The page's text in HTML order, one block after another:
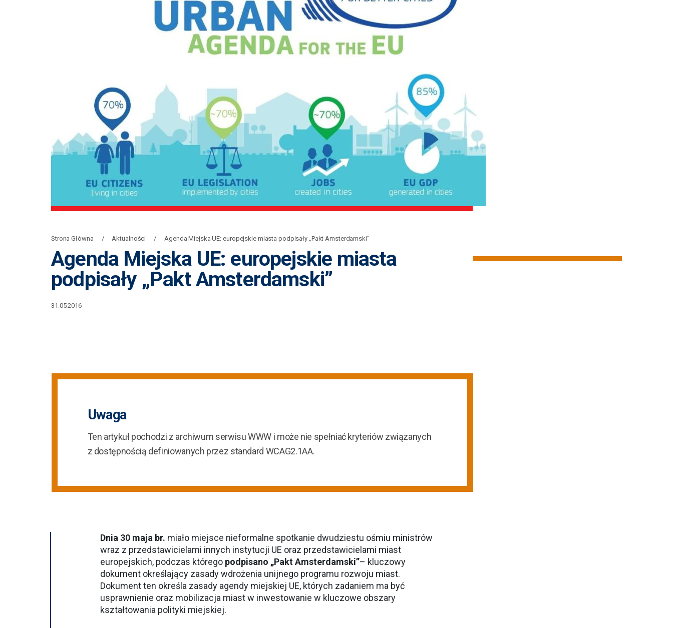
Strona Główna Aktualności Agenda Miejska UE: europejskie miasta podpisały „Pakt Amsterdamski”
Agenda Miejska UE: europejskie miasta
podpisały „Pakt Amsterdamski”
31.05.2016
Uwaga
Ten artykuł pochodzi z archiwum serwisu WWW i może nie spełniać kryteriów związanych
z dostępnością definiowanych przez standard WCAG2.1AA.
Dnia 30 maja br. miało miejsce nieformalne spotkanie dwudziestu ośmiu ministrów
wraz z przedstawicielami innych instytucji UE oraz przedstawicielami miast
europejskich, podczas którego podpisano „Pakt Amsterdamski”– kluczowy
dokument określający zasady wdrożenia unijnego programu rozwoju miast.
Dokument ten określa zasady agendy miejskiej UE, których zadaniem ma być
usprawnienie oraz mobilizacja miast w inwestowanie w kluczowe obszary
kształtowania polityki miejskiej.